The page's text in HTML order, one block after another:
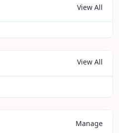
View All
View All
Manage